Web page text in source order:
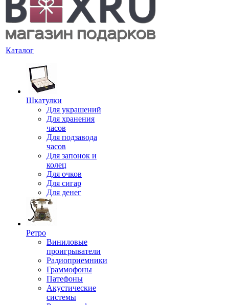
Каталог
Шкатулки
Для украшений
Для хранения
часов
Для подзавода
часов
Для запонок и
колец
Для очков
Для сигар
Для денег
Ретро
Виниловые
проигрыватели
Радиоприемники
Граммофоны
Патефоны
Акустические
системы